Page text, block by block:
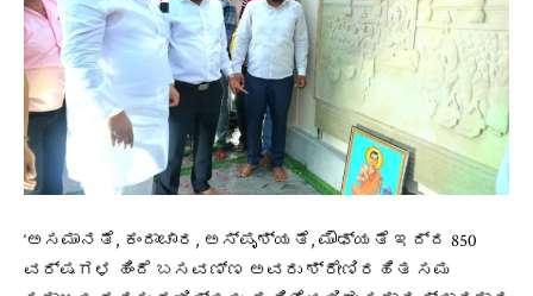
‘ಅಸಮಾನತೆ, ಕಂದಾಚಾರ, ಅಸ್ಪೃಶ್ಯತೆ, ಮೌಢ್ಯತೆ ಇದ್ದ 850
ವರ್ಷಗಳ ಹಿಂದೆ ಬಸವಣ್ಣ ಅವರು ಶ್ರೇಣಿರಹಿತ ಸಮ